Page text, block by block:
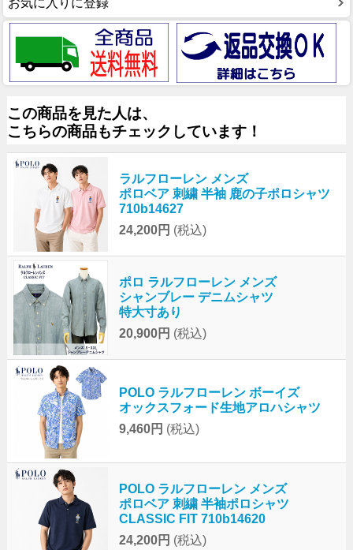
この商品を見た人は、
こちらの商品もチェックしています！
ラルフローレン メンズ
ポロベア 刺繍 半袖 鹿の子ポロシャツ
710b14627
24,200円 (税込)
ポロ ラルフローレン メンズ
シャンブレー デニムシャツ
特大寸あり
20,900円 (税込)
POLO ラルフローレン ボーイズ
オックスフォード生地アロハシャツ
9,460円 (税込)
POLO ラルフローレン メンズ
ポロベア 刺繍 半袖ポロシャツ
CLASSIC FIT 710b14620
24,200円 (税込)